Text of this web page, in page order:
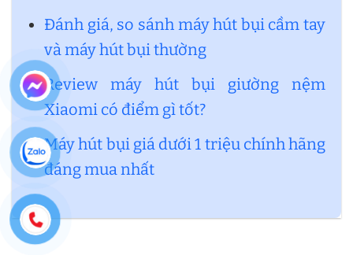
Đánh giá, so sánh máy hút bụi cầm tay
và máy hút bụi thường
Review máy hút bụi giường nệm
Xiaomi có điểm gì tốt?
Máy hút bụi giá dưới 1 triệu chính hãng
đáng mua nhất